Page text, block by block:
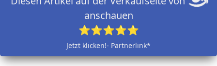
anschauen
⭐⭐⭐⭐⭐
Jetzt klicken!- Partnerlink*